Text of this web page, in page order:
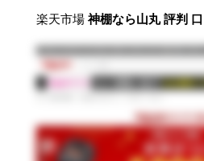
楽天市場 神棚なら山丸 評判